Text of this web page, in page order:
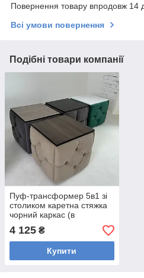
Повернення товару впродовж 14
Всі умови повернення
Подібні товари компанії
Пуф-трансформер 5в1 зі
столиком каретна стяжка
чорний каркас (в
асортименті)
4 125 ₴
Купити